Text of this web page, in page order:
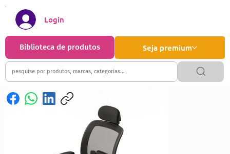
Seja premium
Biblioteca de produtos
Login